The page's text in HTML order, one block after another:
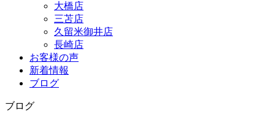
大橋店
三苫店
久留米御井店
長崎店
お客様の声
新着情報
ブログ
ブログ